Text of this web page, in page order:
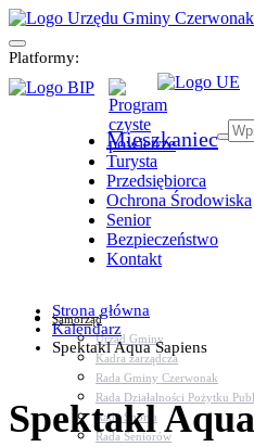
Platformy:
Mieszkaniec
Turysta
Przedsiębiorca
Ochrona Środowiska
Senior
Bezpieczeństwo
Kontakt
Samorząd
Urząd Gminy
Kadra zarządcza
Rada Gminy Czerwonak
Rada Działalności Pożytku
Rada Sportu
Rada Seniorów
Strona główna
Kalendarz
Spektakl Aqua Sapiens
Spektakl